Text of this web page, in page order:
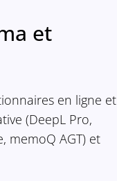
et
en ligne et
(DeepL Pro,
memoQ AGT) et